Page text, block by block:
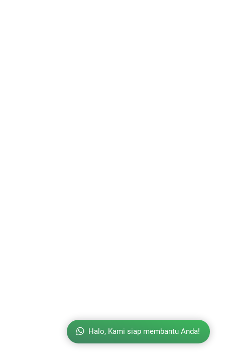
Halo, Kami siap membantu Anda!